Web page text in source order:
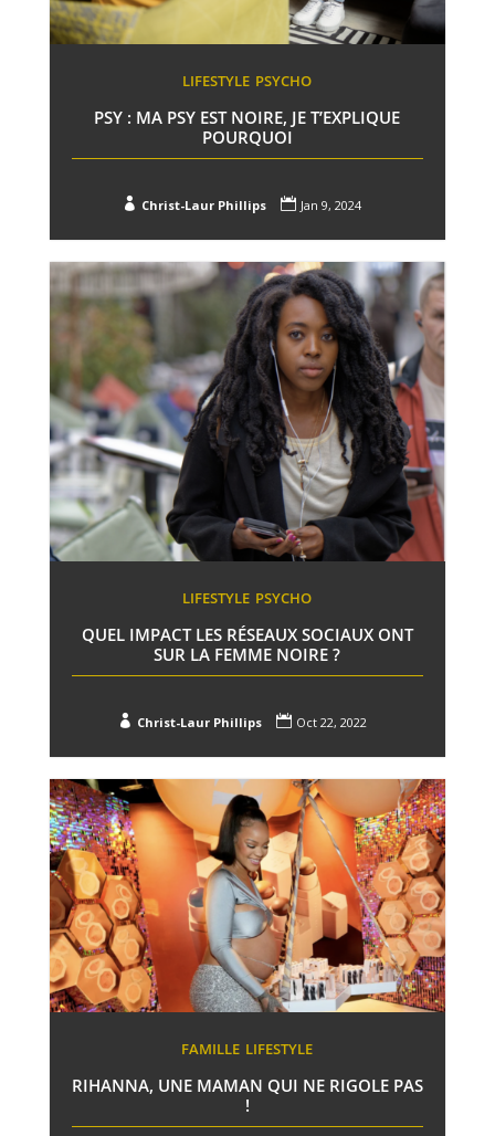
LIFESTYLE PSYCHO
PSY : MA PSY EST NOIRE, JE T’EXPLIQUE
POURQUOI
 Christ-Laur Phillips  Jan 9, 2024
LIFESTYLE PSYCHO
QUEL IMPACT LES RÉSEAUX SOCIAUX ONT
SUR LA FEMME NOIRE ?
 Christ-Laur Phillips  Oct 22, 2022
FAMILLE LIFESTYLE
RIHANNA, UNE MAMAN QUI NE RIGOLE PAS
!